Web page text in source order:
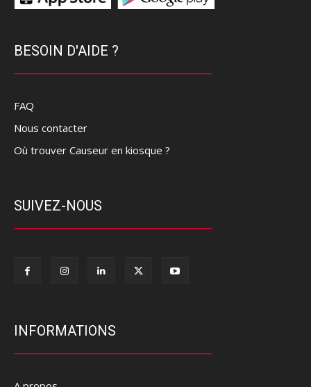
BESOIN D'AIDE ?
FAQ
Nous contacter
Où trouver Causeur en kiosque ?
SUIVEZ-NOUS
INFORMATIONS